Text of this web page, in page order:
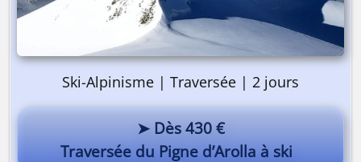
Ski-Alpinisme | Traversée | 2 jours
➤ Dès 430 €
Traversée du Pigne d’Arolla à ski